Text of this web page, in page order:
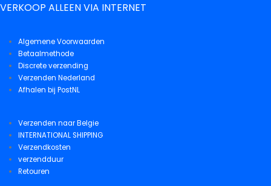
VERKOOP ALLEEN VIA INTERNET
Algemene Voorwaarden
Betaalmethode
Discrete verzending
Verzenden Nederland
Afhalen bij PostNL
Verzenden naar Belgie
INTERNATIONAL SHIPPING
Verzendkosten
verzendduur
Retouren